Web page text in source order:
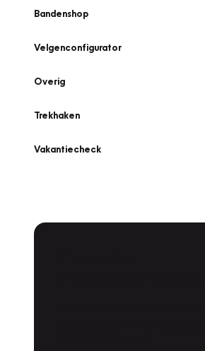
Bandenshop
Velgenconfigurator
Overig
Trekhaken
Vakantiecheck